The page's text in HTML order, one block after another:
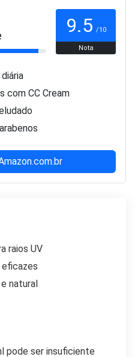
9.5 /10
Nota
com CC Cream
raios UV
natural
pode ser insuficiente